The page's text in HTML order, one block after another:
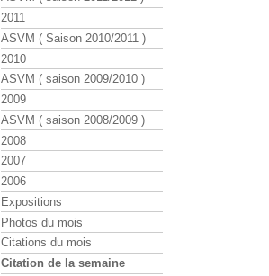
2011
ASVM ( Saison 2010/2011 )
2010
ASVM ( saison 2009/2010 )
2009
ASVM ( saison 2008/2009 )
2008
2007
2006
Expositions
Photos du mois
Citations du mois
Citation de la semaine